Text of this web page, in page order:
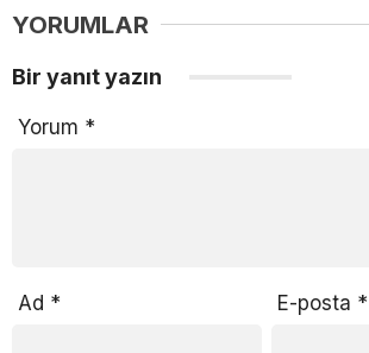
YORUMLAR
Bir yanıt yazın
Yorum *
Ad * E-posta *